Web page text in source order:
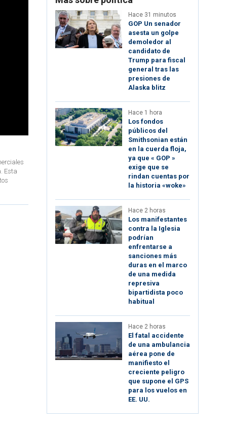
Esta
Hace 31 minutos
GOP Un senador
asesta un golpe
demoledor al
candidato de
Trump para fiscal
general tras las
presiones de
Alaska blitz
Hace 1 hora
Los fondos
públicos del
Smithsonian están
en la cuerda floja,
ya que « GOP »
exige que se
rindan cuentas por
la historia «woke»
Hace 2 horas
Los manifestantes
contra la Iglesia
podrían
enfrentarse a
sanciones más
duras en el marco
de una medida
represiva
bipartidista poco
habitual
Hace 2 horas
El fatal accidente
de una ambulancia
aérea pone de
manifiesto el
creciente peligro
que supone el GPS
para los vuelos en
EE. UU.